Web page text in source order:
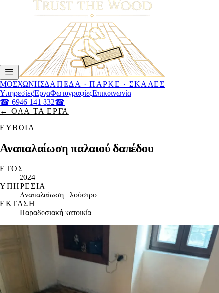
ΜΟΣΧΩΝΗΣΔΆΠΕΔΑ · ΠΑΡΚΈ · ΣΚΆΛΕΣ
ΥπηρεσίεςΈργαΦωτογραφίεςΕπικοινωνία
☎ 6946 141 832☎
← ΌΛΑ ΤΑ ΈΡΓΑ
ΕΎΒΟΙΑ
Αναπαλαίωση παλαιού δαπέδου
ΈΤΟΣ
2024
ΥΠΗΡΕΣΊΑ
Αναπαλαίωση · λούστρο
ΈΚΤΑΣΗ
Παραδοσιακή κατοικία